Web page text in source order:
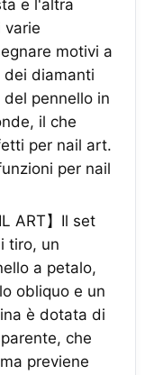
e l'altra
varie
motivi a
dei diamanti
pennello in
il che
per nail art.
per nail
ART】Il set
tiro, un
a petalo,
obliquo e un
è dotata di
che
previene